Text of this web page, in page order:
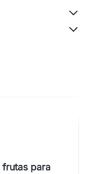
frutas para